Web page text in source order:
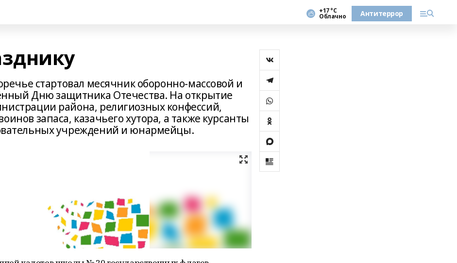
+17 °С
Облачно Антитеррор
стартовал месячник оборонно-массовой и
Дню защитника Отечества. На открытие
района, религиозных конфессий,
запаса, казачьего хутора, а также курсанты
учреждений и юнармейцы.